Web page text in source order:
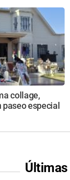
collage,
especial
Últimas